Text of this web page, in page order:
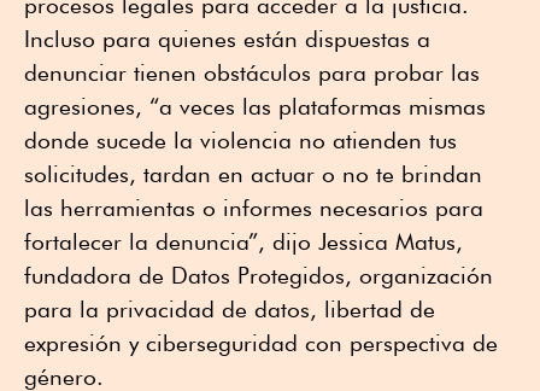
Incluso para quienes están dispuestas a
denunciar tienen obstáculos para probar las
agresiones, “a veces las plataformas mismas
donde sucede la violencia no atienden tus
solicitudes, tardan en actuar o no te brindan
las herramientas o informes necesarios para
fortalecer la denuncia”, dijo Jessica Matus,
fundadora de Datos Protegidos, organización
para la privacidad de datos, libertad de
expresión y ciberseguridad con perspectiva de
género.